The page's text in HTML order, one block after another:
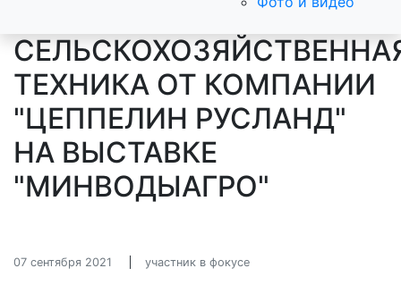
ТЕХНИКА ОТ КОМПАНИИ
"ЦЕППЕЛИН РУСЛАНД"
НА ВЫСТАВКЕ
"МИНВОДЫАГРО"
07 сентября 2021 участник в фокусе